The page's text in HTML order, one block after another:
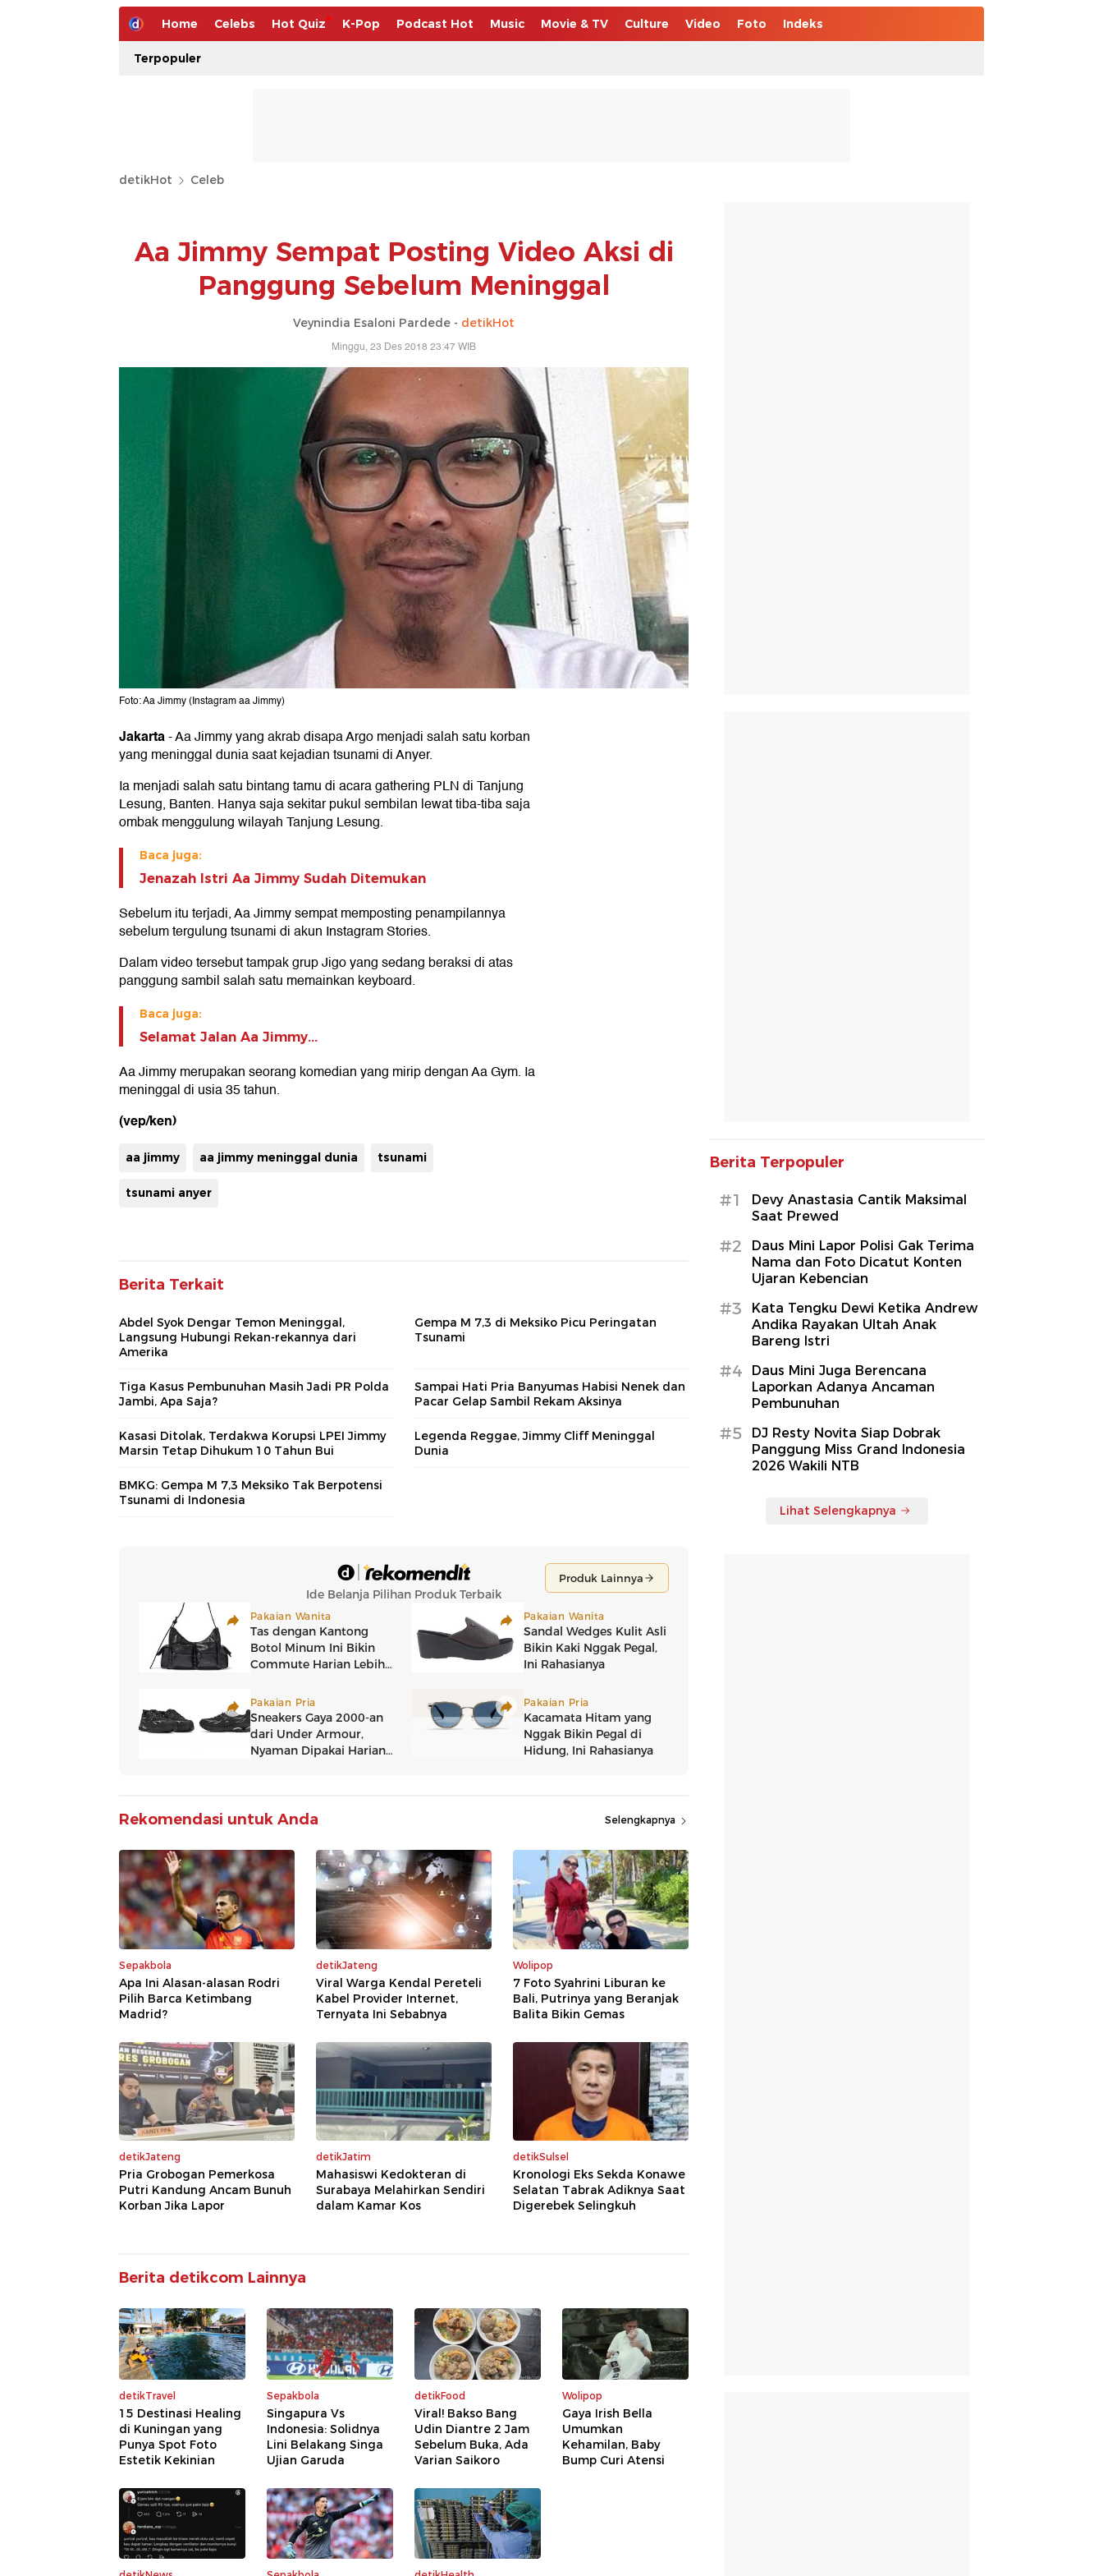
Home Celebs Hot Quiz K-Pop Podcast Hot Music Movie & TV Culture Video Foto Indeks
Terpopuler
detikHot Celeb
Aa Jimmy Sempat Posting Video Aksi di
Panggung Sebelum Meninggal
Veynindia Esaloni Pardede - detikHot
Minggu, 23 Des 2018 23:47 WIB
Foto: Aa Jimmy (Instagram aa Jimmy)
Jakarta- Aa Jimmy yang akrab disapa Argo menjadi salah satu korban
yang meninggal dunia saat kejadian tsunami di Anyer.
Ia menjadi salah satu bintang tamu di acara gathering PLN di Tanjung
Lesung, Banten. Hanya saja sekitar pukul sembilan lewat tiba-tiba saja
ombak menggulung wilayah Tanjung Lesung.
Baca juga:
Jenazah Istri Aa Jimmy Sudah Ditemukan
Sebelum itu terjadi, Aa Jimmy sempat memposting penampilannya
sebelum tergulung tsunami di akun Instagram Stories.
Dalam video tersebut tampak grup Jigo yang sedang beraksi di atas
panggung sambil salah satu memainkan keyboard.
Baca juga:
Selamat Jalan Aa Jimmy...
Aa Jimmy merupakan seorang komedian yang mirip dengan Aa Gym. Ia
meninggal di usia 35 tahun.
(vep/ken)
aa jimmy aa jimmy meninggal dunia tsunami
tsunami anyer
Berita Terkait
Abdel Syok Dengar Temon Meninggal,
Langsung Hubungi Rekan-rekannya dari
Amerika
Gempa M 7,3 di Meksiko Picu Peringatan
Tsunami
Tiga Kasus Pembunuhan Masih Jadi PR Polda
Jambi, Apa Saja?
Sampai Hati Pria Banyumas Habisi Nenek dan
Pacar Gelap Sambil Rekam Aksinya
Kasasi Ditolak, Terdakwa Korupsi LPEI Jimmy
Marsin Tetap Dihukum 10 Tahun Bui
Legenda Reggae, Jimmy Cliff Meninggal
Dunia
BMKG: Gempa M 7,3 Meksiko Tak Berpotensi
Tsunami di Indonesia
Rekomendasi untuk Anda Selengkapnya
Sepakbola
Apa Ini Alasan-alasan Rodri
Pilih Barca Ketimbang
Madrid?
detikJateng
Viral Warga Kendal Pereteli
Kabel Provider Internet,
Ternyata Ini Sebabnya
Wolipop
7 Foto Syahrini Liburan ke
Bali, Putrinya yang Beranjak
Balita Bikin Gemas
detikJateng
Pria Grobogan Pemerkosa
Putri Kandung Ancam Bunuh
Korban Jika Lapor
detikJatim
Mahasiswi Kedokteran di
Surabaya Melahirkan Sendiri
dalam Kamar Kos
detikSulsel
Kronologi Eks Sekda Konawe
Selatan Tabrak Adiknya Saat
Digerebek Selingkuh
Berita detikcom Lainnya
detikTravel
15 Destinasi Healing
di Kuningan yang
Punya Spot Foto
Estetik Kekinian
Sepakbola
Singapura Vs
Indonesia: Solidnya
Lini Belakang Singa
Ujian Garuda
detikFood
Viral! Bakso Bang
Udin Diantre 2 Jam
Sebelum Buka, Ada
Varian Saikoro
Wolipop
Gaya Irish Bella
Umumkan
Kehamilan, Baby
Bump Curi Atensi
Berita Terpopuler
#1
Devy Anastasia Cantik Maksimal
Saat Prewed
#2
Daus Mini Lapor Polisi Gak Terima
Nama dan Foto Dicatut Konten
Ujaran Kebencian
#3
Kata Tengku Dewi Ketika Andrew
Andika Rayakan Ultah Anak
Bareng Istri
#4
Daus Mini Juga Berencana
Laporkan Adanya Ancaman
Pembunuhan
#5
DJ Resty Novita Siap Dobrak
Panggung Miss Grand Indonesia
2026 Wakili NTB
Lihat Selengkapnya